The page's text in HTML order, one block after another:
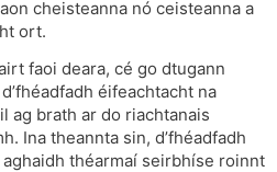
cheisteanna nó ceisteanna a
ort.
faoi deara, cé go dtugann
éifeachtacht na
ag brath ar do riachtanais
Ina theannta sin, d’fhéadfadh
théarmaí seirbhíse roinnt